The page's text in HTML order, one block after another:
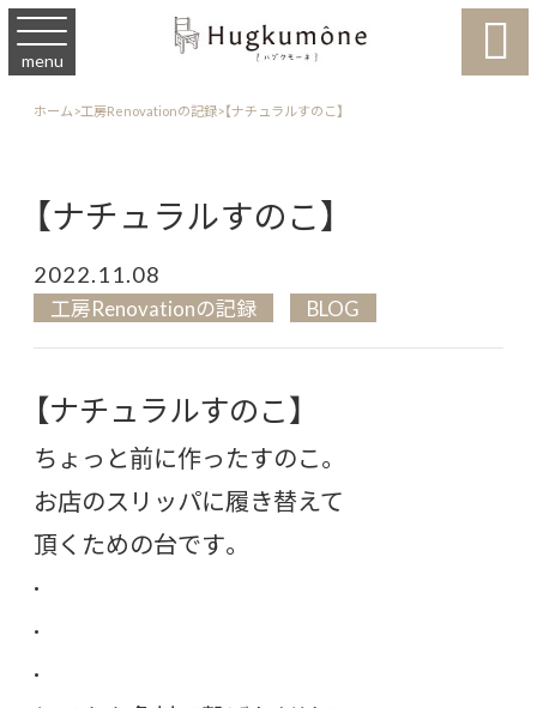
menu 
ホーム>工房Renovationの記録>【ナチュラルすのこ】
【ナチュラルすのこ】
2022.11.08
工房Renovationの記録 BLOG
【ナチュラルすのこ】
ちょっと前に作ったすのこ。
お店のスリッパに履き替えて
頂くための台です。
·
·
·